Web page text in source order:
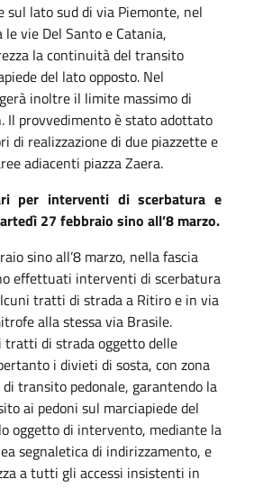
sul lato sud di via Piemonte, nel
vie Del Santo e Catania,
la continuità del transito
del lato opposto. Nel
inoltre il limite massimo di
Il provvedimento è stato adottato
di realizzazione di due piazzette e
adiacenti piazza Zaera.
per interventi di scerbatura e
27 febbraio sino all’8 marzo.
sino all’8 marzo, nella fascia
effettuati interventi di scerbatura
tratti di strada a Ritiro e in via
alla stessa via Brasile.
tratti di strada oggetto delle
i divieti di sosta, con zona
transito pedonale, garantendo la
ai pedoni sul marciapiede del
oggetto di intervento, mediante la
segnaletica di indirizzamento, e
a tutti gli accessi insistenti in